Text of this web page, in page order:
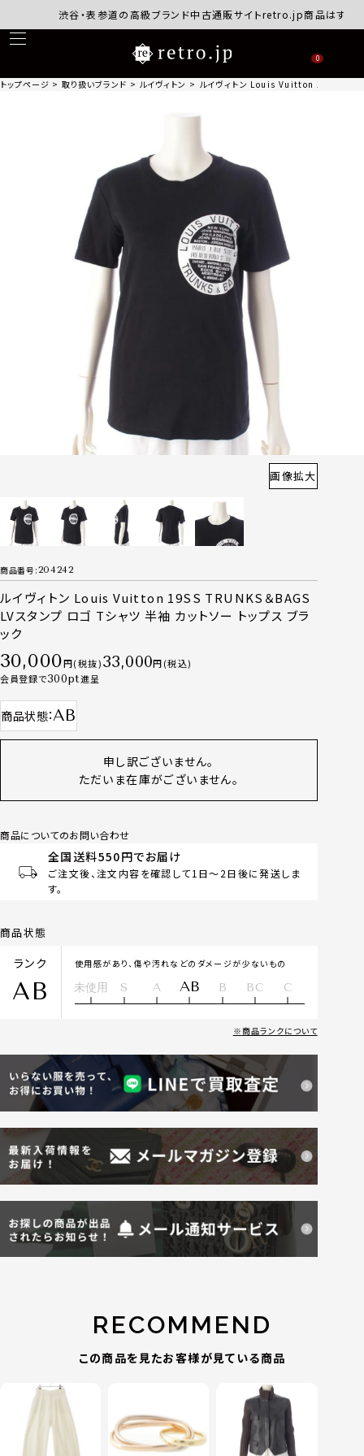
渋谷・表参道の高級ブランド中古通販サイトretro.jp商品はすべて正
0
トップページ 取り扱いブランド ルイヴィトン ルイヴィトン Louis Vuitton 19SS
画像拡大
商品番号 204242
ルイヴィトン Louis Vuitton 19SS TRUNKS＆BAGS
LVスタンプ ロゴ Tシャツ 半袖 カットソー トップス ブラ
ック
30,000 税抜 33,000
税込
会員登録で300 進呈
商品状態 AB
申し訳ございません。
ただいま在庫がございません。
商品についてのお問い合わせ
全国送料550円でお届け
ご注文後、注文内容を確認して1日～2日後に発送しま
す。
商品状態
ランク
AB
使用感があり、傷や汚れなどのダメージが少ないもの
未使用 S A AB B BC C
商品ランクについて
RECOMMEND
この商品を見たお客様が見ている商品